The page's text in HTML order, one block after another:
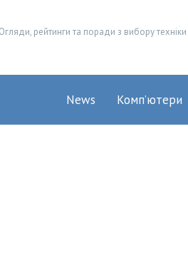
Огляди, рейтинги та поради з вибору
News Комп’ютери